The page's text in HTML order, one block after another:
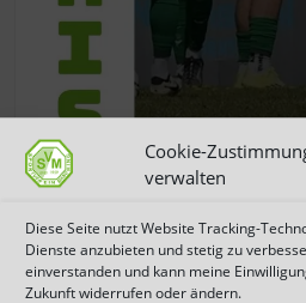
Cookie-
verwalten
Diese Seite nutzt Website Tracking-
Dienste anzubieten und stetig zu
einverstanden und kann meine
Zukunft widerrufen oder ändern.
in Stätzling souverän –
Torjägerkrone an